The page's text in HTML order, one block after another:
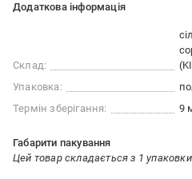
Додаткова інформація
Склад:
Упаковка:
Термін зберігання:
9
Габарити пакування
Цей товар складається з 1 упаковки